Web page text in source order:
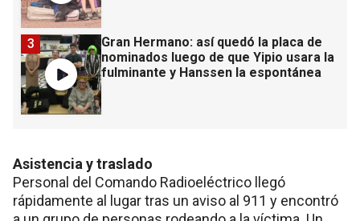
Gran Hermano: así quedó la placa de
nominados luego de que Yipio usara la
fulminante y Hanssen la espontánea
3
Asistencia y traslado
Personal del Comando Radioeléctrico llegó
rápidamente al lugar tras un aviso al 911 y encontró